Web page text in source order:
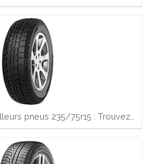
pneus 235/75r15 : Trouvez…